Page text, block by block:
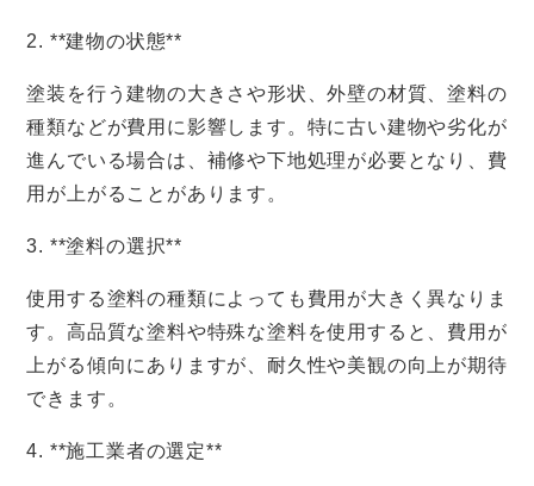
2. **建物の状態**
塗装を行う建物の大きさや形状、外壁の材質、塗料の
種類などが費用に影響します。特に古い建物や劣化が
進んでいる場合は、補修や下地処理が必要となり、費
用が上がることがあります。
3. **塗料の選択**
使用する塗料の種類によっても費用が大きく異なりま
す。高品質な塗料や特殊な塗料を使用すると、費用が
上がる傾向にありますが、耐久性や美観の向上が期待
できます。
4. **施工業者の選定**